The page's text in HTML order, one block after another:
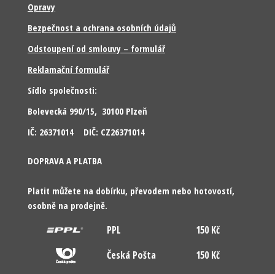
Opravy
Bezpečnost a ochrana osobních údajů
Odstoupení od smlouvy – formulář
Reklamační formulář
Sídlo společnosti:
Bolevecká 990/15, 30100 Plzeň
IČ: 26371014 DIČ: CZ26371014
DOPRAVA A PLATBA
Platit můžete na dobírku, převodem nebo hotovostí,
osobně na prodejně.
PPL
150 Kč
Česká Pošta
150 Kč